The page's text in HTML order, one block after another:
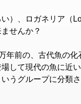
）、ロガネリア（
せんか？
年前の、古代魚の
して現代の魚に近
うグループに分類